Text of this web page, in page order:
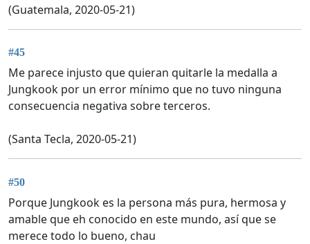
(Guatemala, 2020-05-21)
#45
Me parece injusto que quieran quitarle la medalla a
Jungkook por un error mínimo que no tuvo ninguna
consecuencia negativa sobre terceros.
(Santa Tecla, 2020-05-21)
#50
Porque Jungkook es la persona más pura, hermosa y
amable que eh conocido en este mundo, así que se
merece todo lo bueno, chau